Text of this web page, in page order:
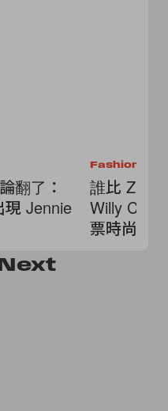
翻了：
Jennie
Fashion
誰比 Zara
Willy
票時尚迷